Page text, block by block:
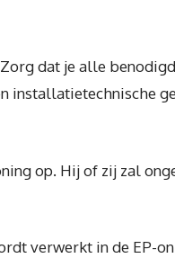
dat je alle
installatietechnische
op. Hij of zij zal
verwerkt in de EP-